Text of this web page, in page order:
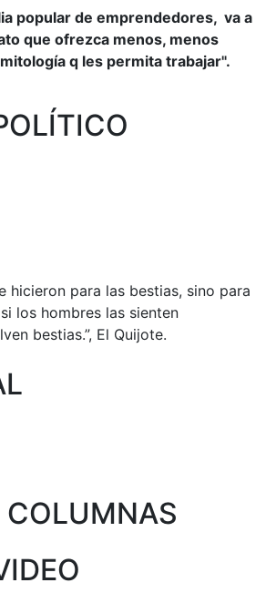
popular de emprendedores, va a
que ofrezca menos, menos
q les permita trabajar".
hicieron para las bestias, sino para
los hombres las sienten
bestias.”, El Quijote.